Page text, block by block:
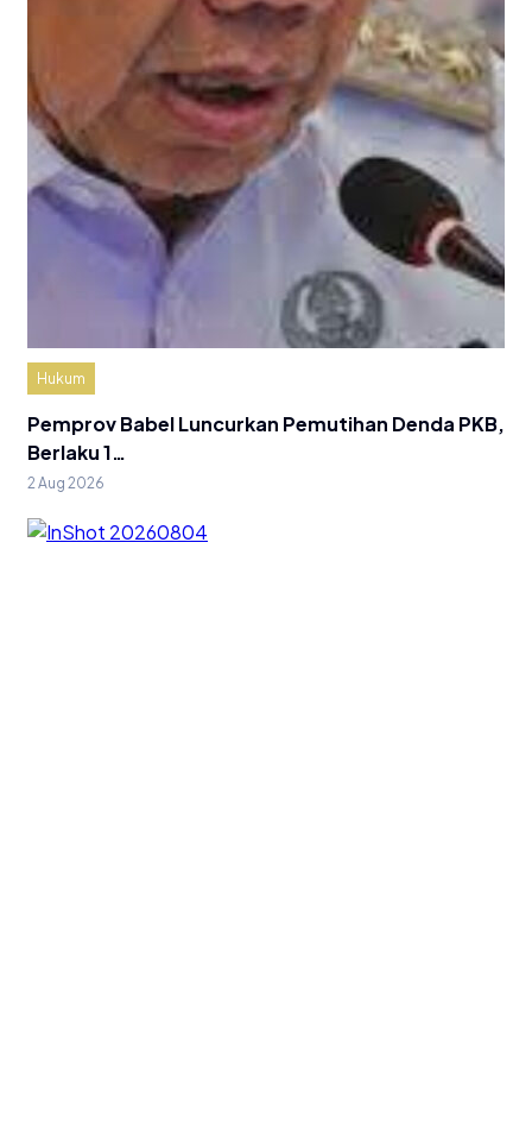
Hukum
Pemprov Babel Luncurkan Pemutihan Denda PKB,
Berlaku 1…
2 Aug 2026